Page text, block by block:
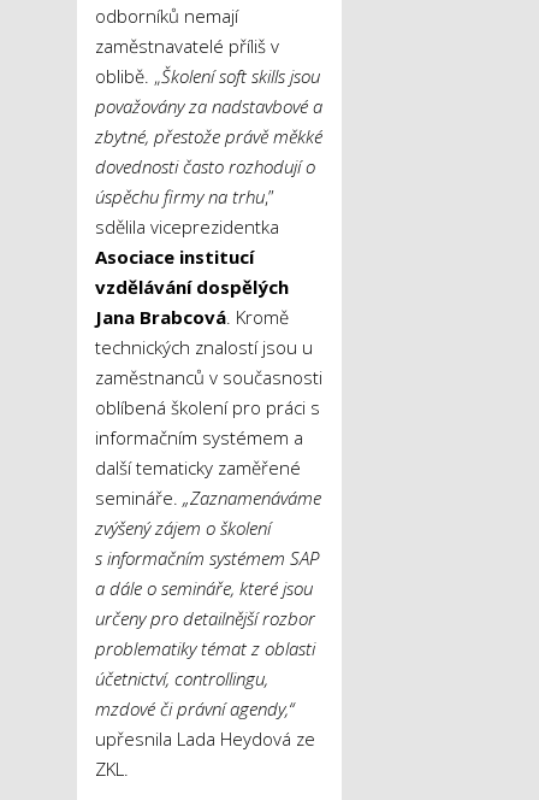
odborníků nemají
zaměstnavatelé příliš v
oblibě. „Školení soft skills jsou
považovány za nadstavbové a
zbytné, přestože právě měkké
dovednosti často rozhodují o
úspěchu firmy na trhu,”
sdělila viceprezidentka
Asociace institucí
vzdělávání dospělých
Jana Brabcová. Kromě
technických znalostí jsou u
zaměstnanců v současnosti
oblíbená školení pro práci s
informačním systémem a
další tematicky zaměřené
semináře. „Zaznamenáváme
zvýšený zájem o školení
s informačním systémem SAP
a dále o semináře, které jsou
určeny pro detailnější rozbor
problematiky témat z oblasti
účetnictví, controllingu,
mzdové či právní agendy,“
upřesnila Lada Heydová ze
ZKL.